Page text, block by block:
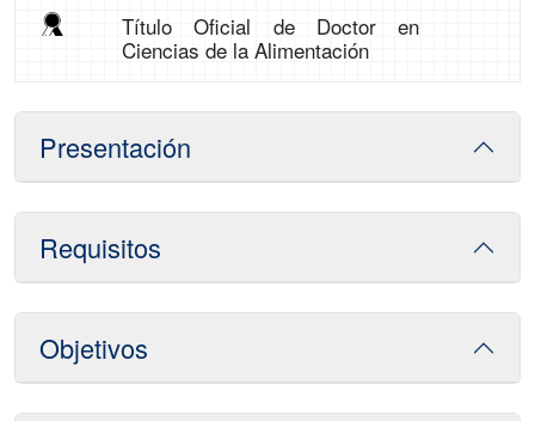
Título Oficial de Doctor en
Ciencias de la Alimentación
Presentación
Requisitos
Objetivos